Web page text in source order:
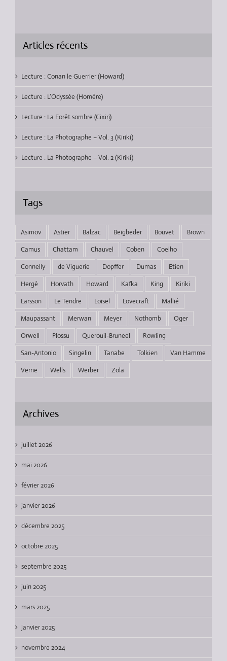
Articles récents
Lecture : Conan le Guerrier (Howard)
Lecture : L’Odyssée (Homère)
Lecture : La Forêt sombre (Cixin)
Lecture : La Photographe – Vol. 3 (Kiriki)
Lecture : La Photographe – Vol. 2 (Kiriki)
Tags
Asimov Astier Balzac Beigbeder Bouvet
Brown
Camus
Chattam Chauvel Coben
Coelho
Connelly
de Viguerie Dopffer Dumas
Etien
Hergé
Horvath Howard Kafka King
Kiriki
Larsson
Le Tendre Loisel Lovecraft
Mallié
Maupassant
Merwan Meyer Nothomb
Oger
Orwell
Plossu Querouil-Bruneel
Rowling
San-Antonio
Singelin Tanabe Tolkien
Van Hamme
Verne
Wells Werber Zola
Archives
juillet 2026
mai 2026
février 2026
janvier 2026
décembre 2025
octobre 2025
septembre 2025
juin 2025
mars 2025
janvier 2025
novembre 2024